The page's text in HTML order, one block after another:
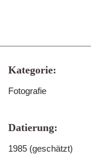
Kategorie:
Fotografie
Datierung:
1985 (geschätzt)